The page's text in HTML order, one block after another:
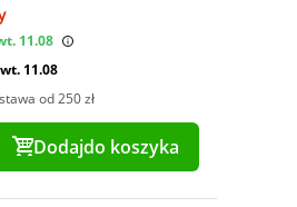
11.08
wt. 11.08
od 250 zł
Dodajdo koszyka